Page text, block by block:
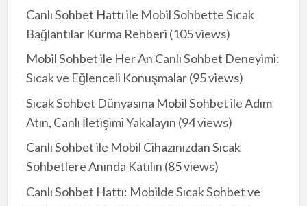
Canlı Sohbet Hattı ile Mobil Sohbette Sıcak
Bağlantılar Kurma Rehberi (105 views)
Mobil Sohbet ile Her An Canlı Sohbet Deneyimi:
Sıcak ve Eğlenceli Konuşmalar(95 views)
Sıcak Sohbet Dünyasına Mobil Sohbet ile Adım
Atın, Canlı İletişimi Yakalayın (94 views)
Canlı Sohbet ile Mobil Cihazınızdan Sıcak
Sohbetlere Anında Katılın (85 views)
Canlı Sohbet Hattı: Mobilde Sıcak Sohbet ve